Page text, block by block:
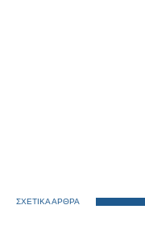
ΣΧΕΤΙΚΑ ΑΡΘΡΑ